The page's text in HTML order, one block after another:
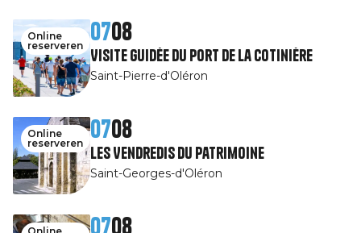
Online
reserveren
0708
Visite guidée du port de la Cotinière
Saint-Pierre-d'Oléron
Online
reserveren
0708
Les Vendredis du patrimoine
Saint-Georges-d'Oléron
0708